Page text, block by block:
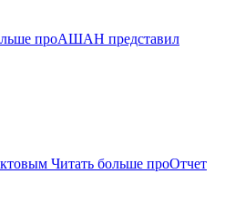
проАШАН представил
Читать больше проОтчет